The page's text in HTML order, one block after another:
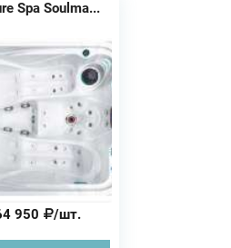
Spa Soulma...
950 /шт.